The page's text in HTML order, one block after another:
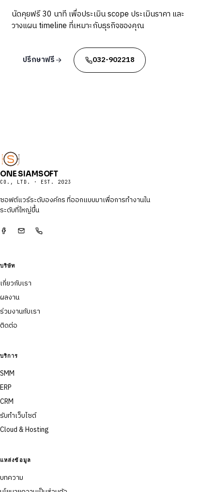
นัดคุยฟรี 30 นาที เพื่อประเมิน scope ประเมินราคา และ
วางแผน timeline ที่เหมาะกับธุรกิจของคุณ
ปรึกษาฟรี 032-902218
ONE SIAMSOFT
CO., LTD. · EST. 2023
ซอฟต์แวร์ระดับองค์กร ที่ออกแบบมาเพื่อการทำงานใน
ระดับที่ใหญ่ขึ้น
บริษัท
เกี่ยวกับเรา
ผลงาน
ร่วมงานกับเรา
ติดต่อ
บริการ
SMM
ERP
CRM
รับทำเว็บไซต์
Cloud & Hosting
แหล่งข้อมูล
บทความ